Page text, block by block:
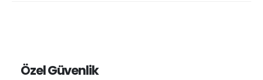
Özel Güvenlik